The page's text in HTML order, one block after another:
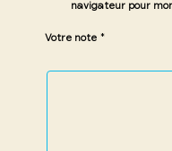
navigateur pour
Votre note *
1 étoile
2 étoiles
3 étoiles
4 étoiles
5 étoiles